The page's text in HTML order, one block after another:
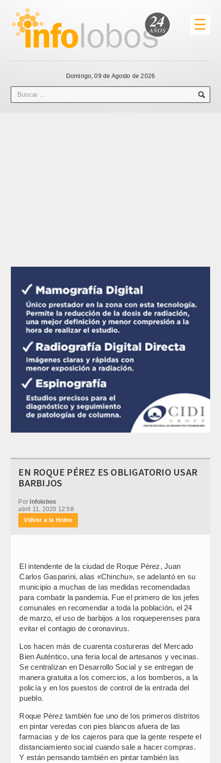
☰
Domingo, 09 de Agosto de 2026
EN ROQUE PÉREZ ES OBLIGATORIO USAR
BARBIJOS
PorInfolobos
abril 11, 2020 12:58
Volver a la Home
El intendente de la ciudad de Roque Pérez, Juan
Carlos Gasparini, alias «Chinchu», se adelantó en su
municipio a muchas de las medidas recomendadas
para combatir la pandemia. Fue el primero de los jefes
comunales en recomendar a toda la población, el 24
de marzo, el uso de barbijos a los roqueperenses para
evitar el contagio de coronavirus.
Los hacen más de cuarenta costureras del Mercado
Bien Auténtico, una feria local de artesanos y vecinas.
Se centralizan en Desarrollo Social y se entregan de
manera gratuita a los comercios, a los bomberos, a la
policía y en los puestos de control de la entrada del
pueblo.
Roque Pérez también fue uno de los primeros distritos
en pintar veredas con pies blancos afuera de las
farmacias y de los cajeros para que la gente respete el
distanciamiento social cuando sale a hacer compras.
Y están pensando también en pintar también las